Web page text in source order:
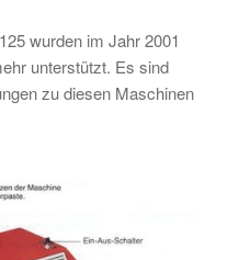
wurden im Jahr 2001
unterstützt. Es sind
zu diesen Maschinen